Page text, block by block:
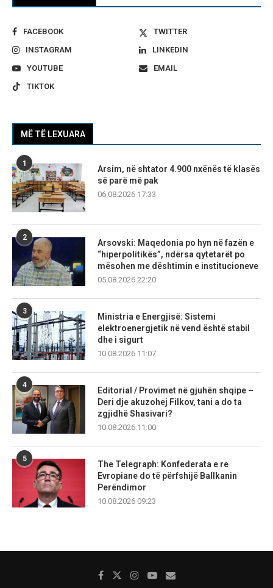
FACEBOOK
TWITTER
INSTAGRAM
LINKEDIN
YOUTUBE
EMAIL
TIKTOK
MË TË LEXUARA
1
Arsim, në shtator 4.900 nxënës të klasës
së parë më pak
06.08.2026 17:33
2
Arsovski: Maqedonia po hyn në fazën e
“hiperpolitikës”, ndërsa qytetarët po
mësohen me dështimin e institucioneve
05.08.2026 22:20
3
Ministria e Energjisë: Sistemi
elektroenergjetik në vend është stabil
dhe i sigurt
10.08.2026 11:07
4
Editorial / Provimet në gjuhën shqipe –
Deri dje akuzohej Filkov, tani a do ta
zgjidhë Shasivari?
10.08.2026 11:00
5
The Telegraph: Konfederata e re
Evropiane do të përfshijë Ballkanin
Perëndimor
10.08.2026 09:23